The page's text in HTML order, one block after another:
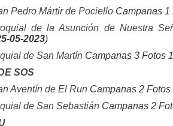
Pedro Mártir de Pociello Campanas 1
de la Asunción de Nuestra
05-2023)
de San Martín Campanas 3 Fotos
SOS
Aventín de El Run Campanas 2 Fotos
de San Sebastián Campanas 2